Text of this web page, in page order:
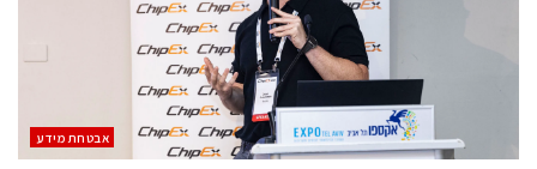
אבטחת מידע